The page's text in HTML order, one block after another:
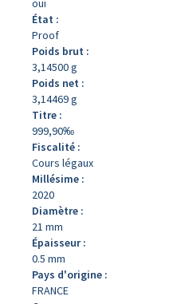
oui
État :
Proof
Poids brut :
3,14500 g
Poids net :
3,14469 g
Titre :
999,90‰
Fiscalité :
Cours légaux
Millésime :
2020
Diamètre :
21 mm
Épaisseur :
0.5 mm
Pays d'origine :
FRANCE